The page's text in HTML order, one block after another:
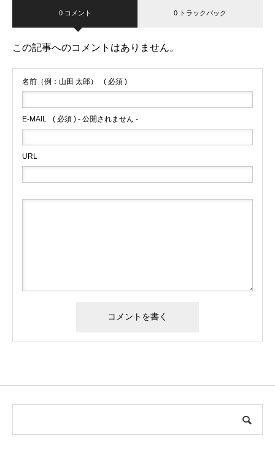
0 コメント 0 トラックバック
この記事へのコメントはありません。
名前（例：山田 太郎） ( 必須 )
E-MAIL ( 必須 ) - 公開されません -
URL